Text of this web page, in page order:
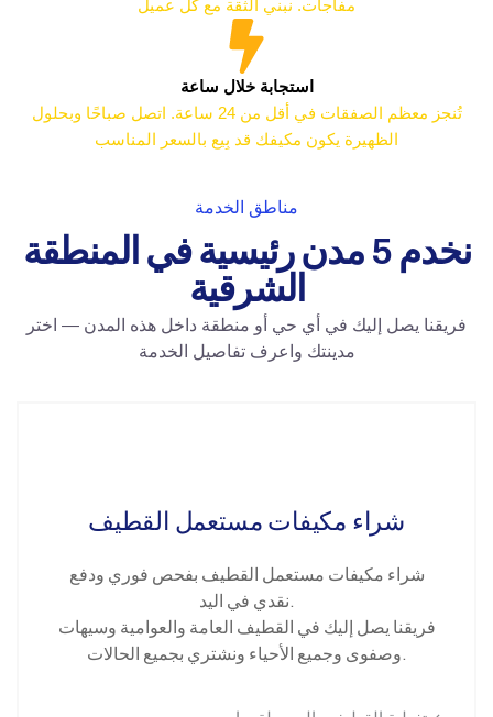
مفاجآت. نبني الثقة مع كل عميل
استجابة خلال ساعة
تُنجز معظم الصفقات في أقل من 24 ساعة. اتصل صباحًا وبحلول
الظهيرة يكون مكيفك قد بِيع بالسعر المناسب
مناطق الخدمة
نخدم 5 مدن رئيسية في المنطقة
الشرقية
فريقنا يصل إليك في أي حي أو منطقة داخل هذه المدن — اختر
مدينتك واعرف تفاصيل الخدمة
شراء مكيفات مستعمل القطيف
شراء مكيفات مستعمل القطيف بفحص فوري ودفع
نقدي في اليد.
فريقنا يصل إليك في القطيف العامة والعوامية وسيهات
وصفوى وجميع الأحياء ونشتري بجميع الحالات.